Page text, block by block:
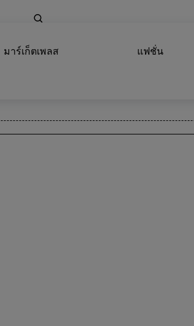
มาร์เก็ตเพลส แฟชั่น